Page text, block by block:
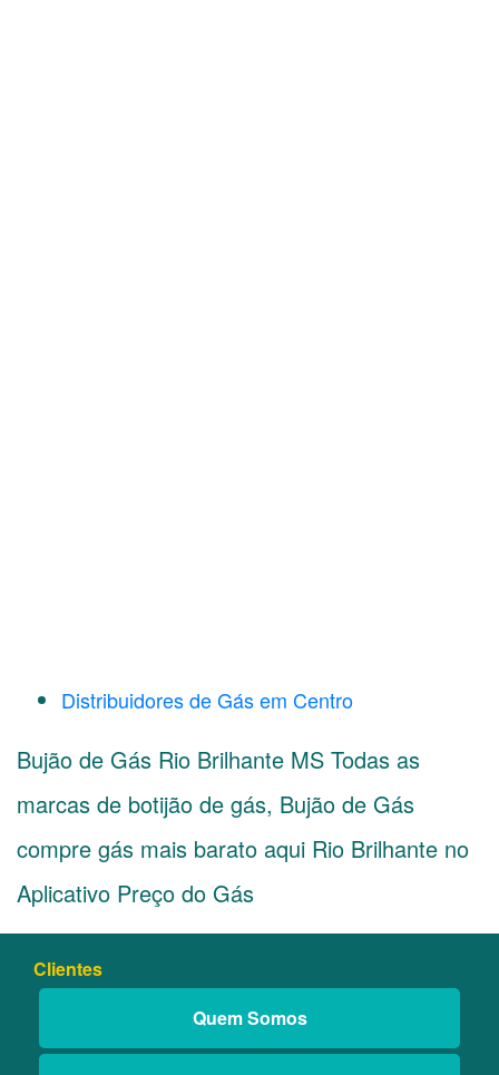
Distribuidores de Gás em Centro
Bujão de Gás Rio Brilhante MS Todas as
marcas de botijão de gás, Bujão de Gás
compre gás mais barato aqui Rio Brilhante no
Aplicativo Preço do Gás
Clientes
Quem Somos